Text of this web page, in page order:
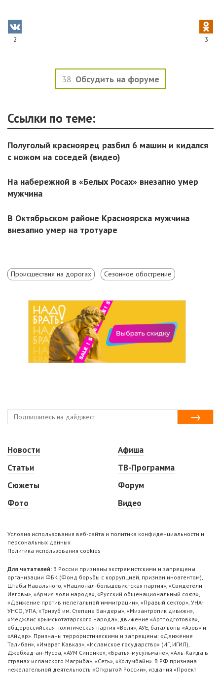
2 3
38 Обсудить на форуме
Ссылки по теме:
Полуголый красноярец разбил 6 машин и кидался
с ножом на соседей (видео)
На набережной в «Белых Росах» внезапно умер
мужчина
В Октябрьском районе Красноярска мужчина
внезапно умер на тротуаре
Происшествия на дорогах Сезонное обострение
Новости
Статьи
Сюжеты
Фото
Афиша
ТВ-Программа
Форум
Видео
Условия использования веб-сайта и политика конфиденциальности и
персональных данных
Политика использования cookies
Для читателей: В России признаны экстремистскими и запрещены
организации ФБК (Фонд борьбы с коррупцией, признан иноагентом),
Штабы Навального, «Национал-большевистская партия», «Свидетели
Иеговы», «Армия воли народа», «Русский общенациональный союз»,
«Движение против нелегальной иммиграции», «Правый сектор», УНА-
УНСО, УПА, «Тризуб им. Степана Бандеры», «Мизантропик дивижн»,
«Меджлис крымскотатарского народа», движение «Артподготовка»,
общероссийская политическая партия «Воля», АУЕ, батальоны «Азов» и
«Айдар». Признаны террористическими и запрещены: «Движение
Талибан», «Имарат Кавказ», «Исламское государство» (ИГ, ИГИЛ),
Джебхад-ан-Нусра, «АУМ Синрике», «Братья-мусульмане», «Аль-Каида в
странах исламского Магриба», «Сеть», «Колумбайн». В РФ признана
нежелательной деятельность «Открытой России», издания «Проект